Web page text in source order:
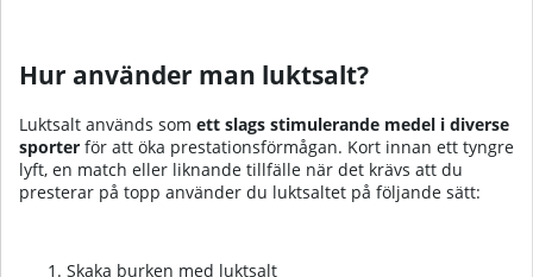
Hur använder man luktsalt?
Luktsalt används som ett slags stimulerande medel i diverse
sporter för att öka prestationsförmågan. Kort innan ett tyngre
lyft, en match eller liknande tillfälle när det krävs att du
presterar på topp använder du luktsaltet på följande sätt:
Skaka burken med luktsalt